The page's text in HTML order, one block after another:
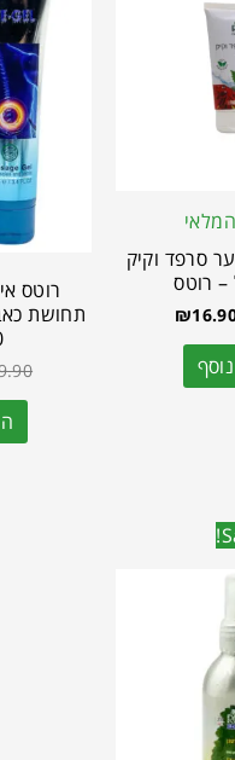
סרפד וקיק
₪
רוטס
תחושת